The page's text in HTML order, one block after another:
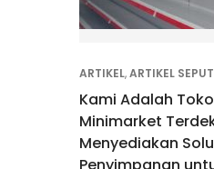
ARTIKEL,ARTIKEL
Kami Adalah
Minimarket
Menyediakan